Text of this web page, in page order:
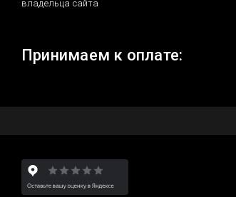
владельца сайта
Принимаем к оплате: